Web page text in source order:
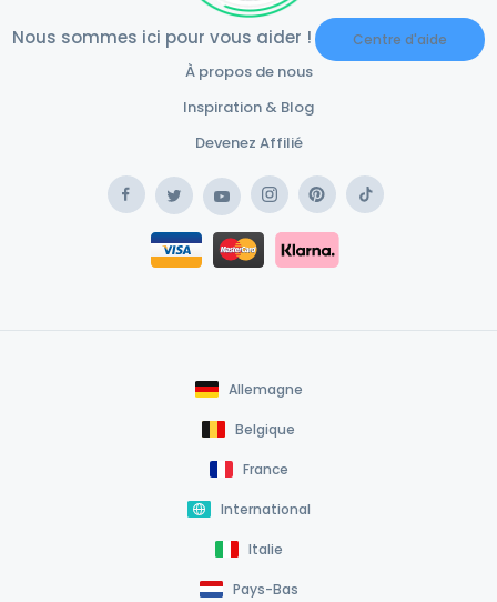
Nous sommes ici pour vous aider ! Centre d'aide
À propos de nous
Inspiration & Blog
Devenez Affilié
FacebookTwitterYouTubeInstagramPinterestTikTok
Safe Payment Card
Safe Payment Klarna
Allemagne
Belgique
France
International
Italie
Pays-Bas